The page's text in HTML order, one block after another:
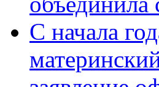
С начала